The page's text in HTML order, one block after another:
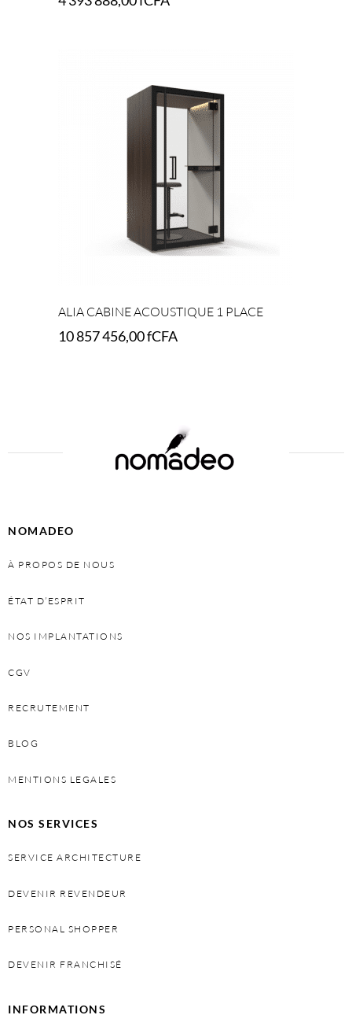
ALIA CABINE ACOUSTIQUE 1 PLACE
10 857 456,00fCFA
NOMADEO
À PROPOS DE NOUS
ÉTAT D’ESPRIT
NOS IMPLANTATIONS
CGV
RECRUTEMENT
BLOG
MENTIONS LEGALES
NOS SERVICES
SERVICE ARCHITECTURE
DEVENIR REVENDEUR
PERSONAL SHOPPER
DEVENIR FRANCHISÉ
INFORMATIONS